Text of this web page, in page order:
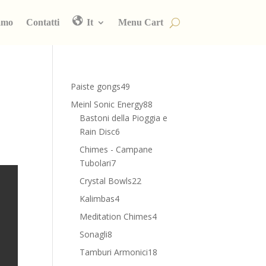
Contatti It Menu Cart
Paiste gongs49
prodotti
Meinl Sonic Energy88
prodotti
Bastoni della Pioggia e
Rain Disc6
prodotti
Chimes - Campane
Tubolari77
prodotti
Crystal Bowls22
Kalimbas44
prodotti
Meditation Chimes44
Sonagli8
prodotti
Tamburi Armonici18